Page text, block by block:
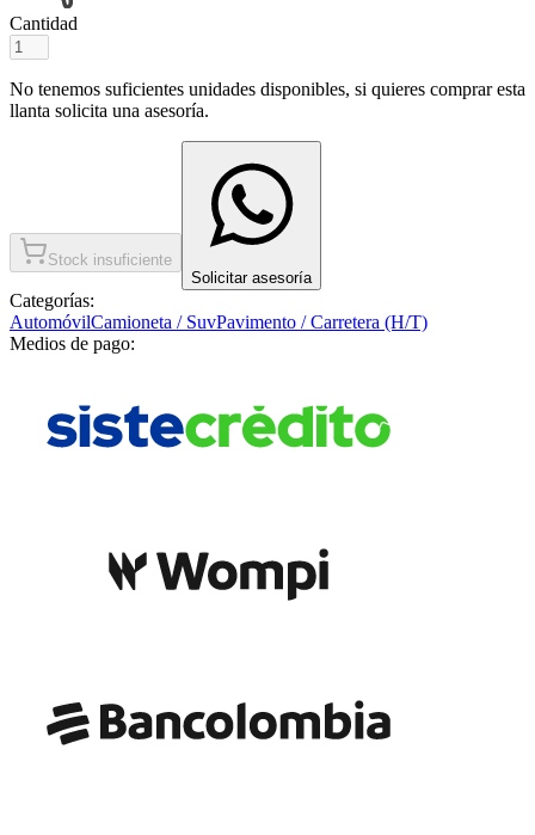
Cantidad
No tenemos suficientes unidades disponibles, si quieres comprar esta
llanta solicita una asesoría.
Stock insuficiente
Solicitar asesoría
Categorías:
AutomóvilCamioneta / SuvPavimento / Carretera (H/T)
Medios de pago: